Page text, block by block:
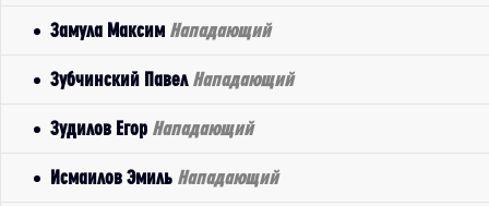
Замула Максим Нападающий
Зубчинский Павел Нападающий
Зудилов Егор Нападающий
Исмаилов Эмиль Нападающий